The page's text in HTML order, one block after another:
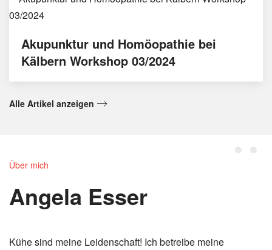
Akupunktur und Homöopathie bei
Kälbern Workshop 03/2024
Alle Artikel anzeigen
Über mich
Angela Esser
Kühe sind meine Leidenschaft! Ich betreibe meine